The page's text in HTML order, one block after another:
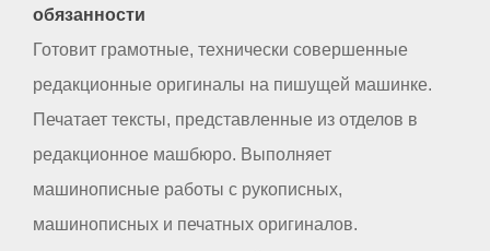
обязанности
Готовит грамотные, технически совершенные
редакционные оригиналы на пишущей машинке.
Печатает тексты, представленные из отделов в
редакционное машбюро. Выполняет
машинописные работы с рукописных,
машинописных и печатных оригиналов.